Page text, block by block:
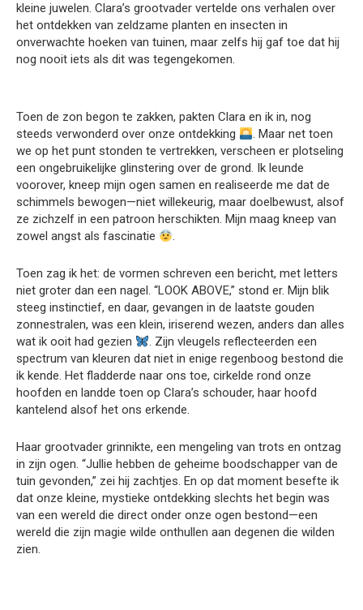
kleine juwelen. Clara’s grootvader vertelde ons verhalen over
het ontdekken van zeldzame planten en insecten in
onverwachte hoeken van tuinen, maar zelfs hij gaf toe dat hij
nog nooit iets als dit was tegengekomen.
Toen de zon begon te zakken, pakten Clara en ik in, nog
steeds verwonderd over onze ontdekking
. Maar net toen
we op het punt stonden te vertrekken, verscheen er plotseling
een ongebruikelijke glinstering over de grond. Ik leunde
voorover, kneep mijn ogen samen en realiseerde me dat de
schimmels bewogen—niet willekeurig, maar doelbewust, alsof
ze zichzelf in een patroon herschikten. Mijn maag kneep van
zowel angst als fascinatie
.
Toen zag ik het: de vormen schreven een bericht, met letters
niet groter dan een nagel. “LOOK ABOVE,” stond er. Mijn blik
steeg instinctief, en daar, gevangen in de laatste gouden
zonnestralen, was een klein, iriserend wezen, anders dan alles
wat ik ooit had gezien
. Zijn vleugels reflecteerden een
spectrum van kleuren dat niet in enige regenboog bestond die
ik kende. Het fladderde naar ons toe, cirkelde rond onze
hoofden en landde toen op Clara’s schouder, haar hoofd
kantelend alsof het ons erkende.
Haar grootvader grinnikte, een mengeling van trots en ontzag
in zijn ogen. “Jullie hebben de geheime boodschapper van de
tuin gevonden,” zei hij zachtjes. En op dat moment besefte ik
dat onze kleine, mystieke ontdekking slechts het begin was
van een wereld die direct onder onze ogen bestond—een
wereld die zijn magie wilde onthullen aan degenen die wilden
zien.